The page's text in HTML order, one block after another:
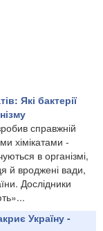
Які бактерії
справжній
хімікатами -
в організмі,
й вроджені вади,
Дослідники
Україну -